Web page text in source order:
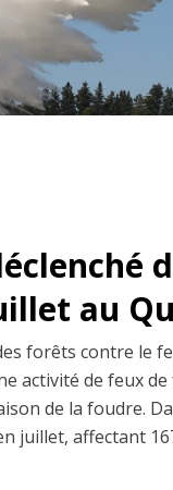
au
forêts contre le
activité de feux
de la foudre.
juillet, affectant